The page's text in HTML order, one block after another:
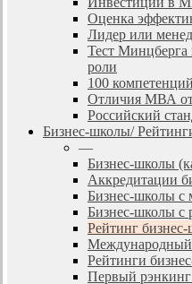
Оценка
Лидер или
Тест Минцберга
роли
100
Отличия МВА от
Российский
Бизнес-школы/
—
Бизнес-школы
Аккредитации
Бизнес-школы с
Бизнес-школы с
Рейтинг
Международный
Рейтинги
Первый